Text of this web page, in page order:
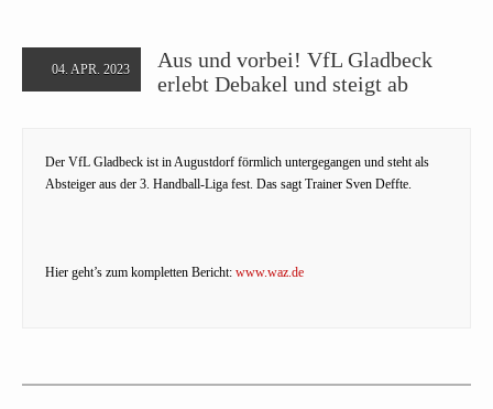
04. APR. 2023
Aus und vorbei! VfL Gladbeck
erlebt Debakel und steigt ab
Der VfL Gladbeck ist in Augustdorf förmlich untergegangen und steht als
Absteiger aus der 3. Handball-Liga fest. Das sagt Trainer Sven Deffte.
Hier geht’s zum kompletten Bericht: www.waz.de